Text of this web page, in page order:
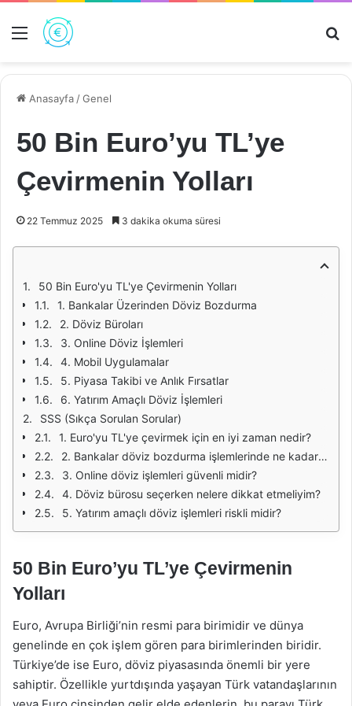
Menü
Anasayfa /Genel
50 Bin Euro’yu TL’ye
Çevirmenin Yolları
22 Temmuz 2025 3 dakika okuma süresi
50 Bin Euro'yu TL'ye Çevirmenin Yolları
1. Bankalar Üzerinden Döviz Bozdurma
2. Döviz Büroları
3. Online Döviz İşlemleri
4. Mobil Uygulamalar
5. Piyasa Takibi ve Anlık Fırsatlar
6. Yatırım Amaçlı Döviz İşlemleri
SSS (Sıkça Sorulan Sorular)
1. Euro'yu TL'ye çevirmek için en iyi zaman nedir?
2. Bankalar döviz bozdurma işlemlerinde ne kadar komisyon alır?
3. Online döviz işlemleri güvenli midir?
4. Döviz bürosu seçerken nelere dikkat etmeliyim?
5. Yatırım amaçlı döviz işlemleri riskli midir?
50 Bin Euro’yu TL’ye Çevirmenin
Yolları
Euro, Avrupa Birliği’nin resmi para birimidir ve dünya
genelinde en çok işlem gören para birimlerinden biridir.
Türkiye’de ise Euro, döviz piyasasında önemli bir yere
sahiptir. Özellikle yurtdışında yaşayan Türk vatandaşlarının